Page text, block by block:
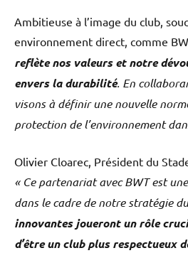
Ambitieuse à l’image du club,
environnement direct, comme
reflète nos valeurs et notre
envers la durabilité. En
visons à définir une nouvelle
protection de l’environnement
Olivier Cloarec, Président du
« Ce partenariat avec BWT est
dans le cadre de notre stratégie
innovantes joueront un rôle
d’être un club plus respectueux